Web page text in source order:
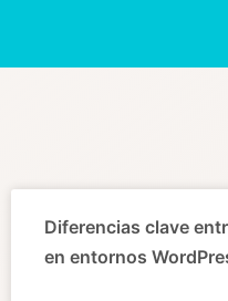
Diferencias clave
en entornos